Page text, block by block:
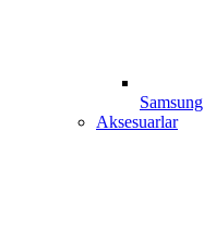
Samsung
Aksesuarlar